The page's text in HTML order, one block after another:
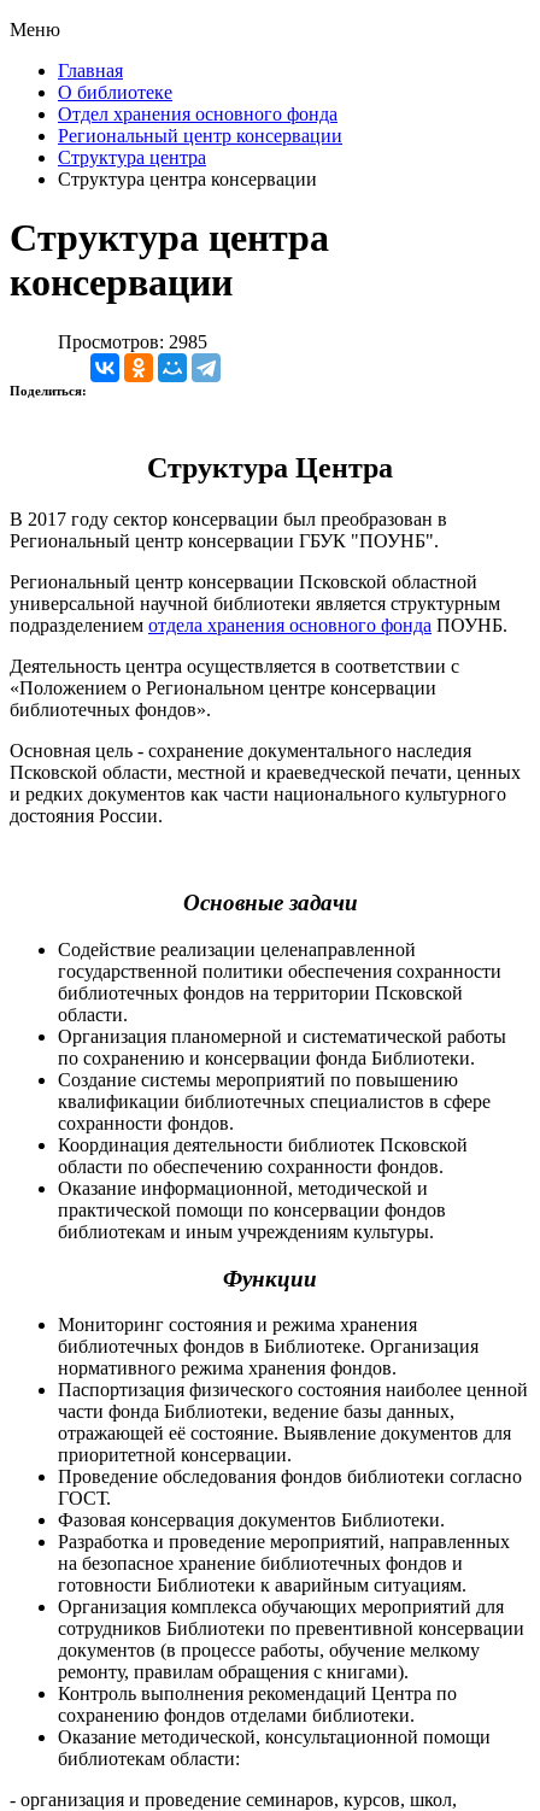
Меню
Главная
О библиотеке
Отдел хранения основного фонда
Региональный центр консервации
Структура центра
Структура центра консервации
Структура центра
консервации
Просмотров: 2985
Поделиться:
Структура Центра
В 2017 году сектор консервации был преобразован в
Региональный центр консервации ГБУК "ПОУНБ".
Региональный центр консервации Псковской областной
универсальной научной библиотеки является структурным
подразделением отдела хранения основного фонда ПОУНБ.
Деятельность центра осуществляется в соответствии с
«Положением о Региональном центре консервации
библиотечных фондов».
Основная цель - сохранение документального наследия
Псковской области, местной и краеведческой печати, ценных
и редких документов как части национального культурного
достояния России.
Основные задачи
Содействие реализации целенаправленной
государственной политики обеспечения сохранности
библиотечных фондов на территории Псковской
области.
Организация планомерной и систематической работы
по сохранению и консервации фонда Библиотеки.
Создание системы мероприятий по повышению
квалификации библиотечных специалистов в сфере
сохранности фондов.
Координация деятельности библиотек Псковской
области по обеспечению сохранности фондов.
Оказание информационной, методической и
практической помощи по консервации фондов
библиотекам и иным учреждениям культуры.
Функции
Мониторинг состояния и режима хранения
библиотечных фондов в Библиотеке. Организация
нормативного режима хранения фондов.
Паспортизация физического состояния наиболее ценной
части фонда Библиотеки, ведение базы данных,
отражающей её состояние. Выявление документов для
приоритетной консервации.
Проведение обследования фондов библиотеки согласно
ГОСТ.
Фазовая консервация документов Библиотеки.
Разработка и проведение мероприятий, направленных
на безопасное хранение библиотечных фондов и
готовности Библиотеки к аварийным ситуациям.
Организация комплекса обучающих мероприятий для
сотрудников Библиотеки по превентивной консервации
документов (в процессе работы, обучение мелкому
ремонту, правилам обращения с книгами).
Контроль выполнения рекомендаций Центра по
сохранению фондов отделами библиотеки.
Оказание методической, консультационной помощи
библиотекам области:
- организация и проведение семинаров, курсов, школ,